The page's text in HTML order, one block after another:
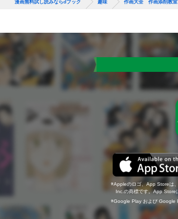
漫画無料試し読みならdブック 趣味 作画大全 作画添削教
Appleのロゴ、App Storeは
Inc.の商標です。App Store
Google Play および Google